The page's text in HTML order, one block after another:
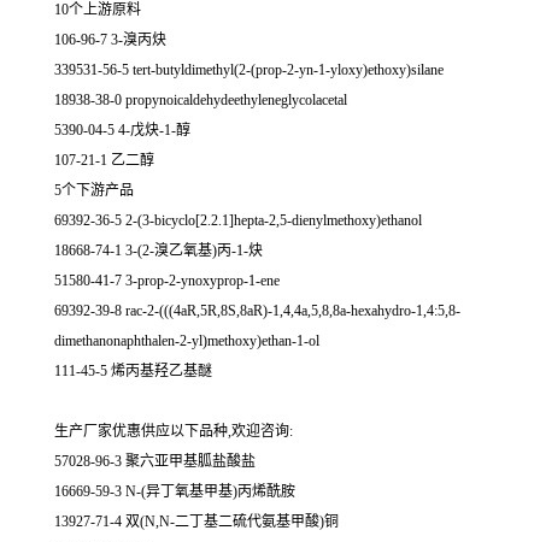
10个上游原料
106-96-7 3-溴丙炔
339531-56-5 tert-butyldimethyl(2-(prop-2-yn-1-yloxy)ethoxy)silane
18938-38-0 propynoicaldehydeethyleneglycolacetal
5390-04-5 4-戊炔-1-醇
107-21-1 乙二醇
5个下游产品
69392-36-5 2-(3-bicyclo[2.2.1]hepta-2,5-dienylmethoxy)ethanol
18668-74-1 3-(2-溴乙氧基)丙-1-炔
51580-41-7 3-prop-2-ynoxyprop-1-ene
69392-39-8 rac-2-(((4aR,5R,8S,8aR)-1,4,4a,5,8,8a-hexahydro-1,4:5,8-
dimethanonaphthalen-2-yl)methoxy)ethan-1-ol
111-45-5 烯丙基羟乙基醚
生产厂家优惠供应以下品种,欢迎咨询:
57028-96-3 聚六亚甲基胍盐酸盐
16669-59-3 N-(异丁氧基甲基)丙烯酰胺
13927-71-4 双(N,N-二丁基二硫代氨基甲酸)铜